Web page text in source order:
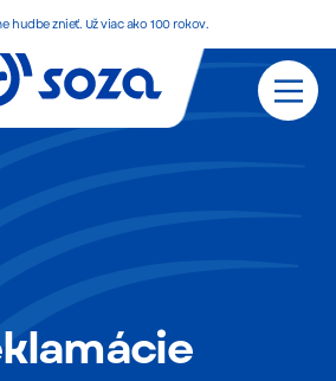
hudbe znieť. Už viac ako 100 rokov.